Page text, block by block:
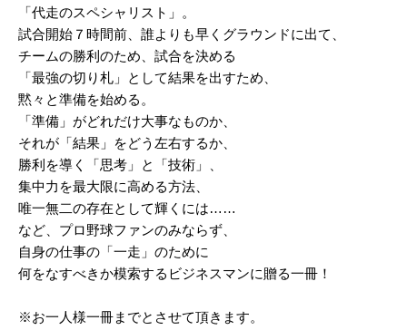
「代走のスペシャリスト」。
試合開始７時間前、誰よりも早くグラウンドに出て、
チームの勝利のため、試合を決める
「最強の切り札」として結果を出すため、
黙々と準備を始める。
「準備」がどれだけ大事なものか、
それが「結果」をどう左右するか、
勝利を導く「思考」と「技術」、
集中力を最大限に高める方法、
唯一無二の存在として輝くには……
など、プロ野球ファンのみならず、
自身の仕事の「一走」のために
何をなすべきか模索するビジネスマンに贈る一冊！
※お一人様一冊までとさせて頂きます。